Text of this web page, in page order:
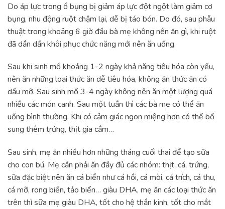
Do áp lực trong ổ bụng bị giảm áp lực đột ngột làm giảm cơ
bụng, nhu động ruột chậm lại, dễ bị táo bón. Do đó, sau phẫu
thuật trong khoảng 6 giờ đầu bà mẹ không nên ăn gì, khi ruột
đã dần dần khôi phục chức năng mới nên ăn uống.
Sau khi sinh mổ khoảng 1-2 ngày khả năng tiêu hóa còn yếu,
nên ăn những loại thức ăn dễ tiêu hóa, không ăn thức ăn có
dầu mỡ. Sau sinh mổ 3-4 ngày không nên ăn một lượng quá
nhiều các món canh. Sau một tuần thì các bà mẹ có thể ăn
uống bình thường. Khi có cảm giác ngon miệng hơn có thể bổ
sung thêm trứng, thịt gia cầm…
Sau sinh, mẹ ăn nhiều hơn những tháng cuối thai để tạo sữa
cho con bú. Mẹ cần phải ăn đầy đủ các nhóm: thịt, cá, trứng,
sữa đặc biệt nên ăn cá biển như cá hồi, cá mòi, cá trích, cá thu,
cá mỡ, rong biển, tảo biển… giàu DHA, mẹ ăn các loại thức ăn
trên thì sữa mẹ giàu DHA, tốt cho hệ thần kinh, tốt cho mắt